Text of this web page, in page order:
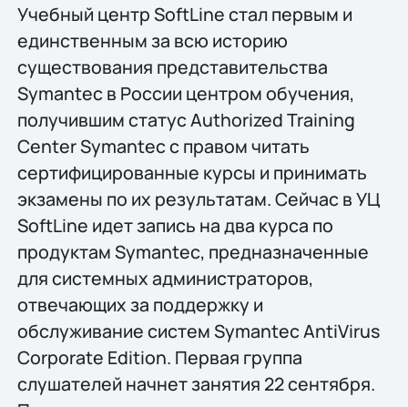
Учебный центр SoftLine стал первым и
единственным за всю историю
существования представительства
Symantec в России центром обучения,
получившим статус Authorized Training
Center Symantec с правом читать
сертифицированные курсы и принимать
экзамены по их результатам. Сейчас в УЦ
SoftLine идет запись на два курса по
продуктам Symantec, предназначенные
для системных администраторов,
отвечающих за поддержку и
обслуживание систем Symantec AntiVirus
Corporate Edition. Первая группа
слушателей начнет занятия 22 сентября.